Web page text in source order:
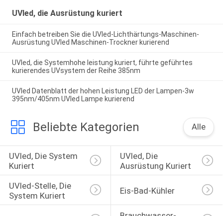
UVled, die Ausrüstung kuriert
Einfach betreiben Sie die UVled-Lichthärtungs-Maschinen-
Ausrüstung UVled Maschinen-Trockner kurierend
UVled, die Systemhohe leistung kuriert, führte geführtes
kurierendes UVsystem der Reihe 385nm
UVled Datenblatt der hohen Leistung LED der Lampen-3w
395nm/405nm UVled Lampe kurierend
Beliebte Kategorien Alle
UVled, Die System
Kuriert
UVled, Die
Ausrüstung Kuriert
UVled-Stelle, Die
System Kuriert
Eis-Bad-Kühler